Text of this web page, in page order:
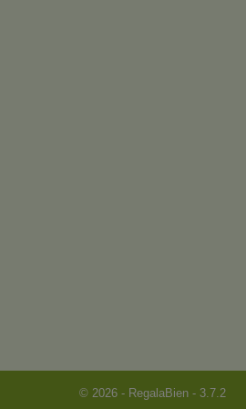
© 2026 - RegalaBien - 3.7.2